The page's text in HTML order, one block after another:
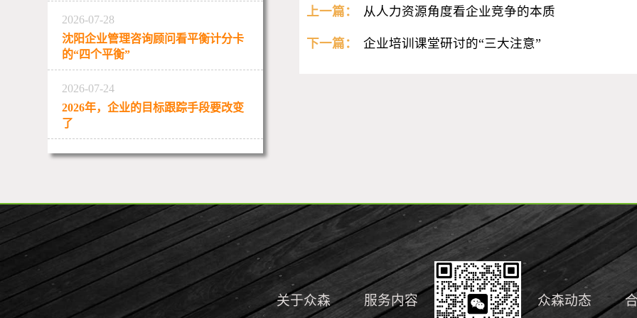
2026-07-28
沈阳企业管理咨询顾问看平衡计分卡
的“四个平衡”
2026-07-24
2026年，企业的目标跟踪手段要改变
了
上一篇： 从人力资源角度看企业竞争的本质
下一篇： 企业培训课堂研讨的“三大注意”
关于众森 服务内容 众森动态